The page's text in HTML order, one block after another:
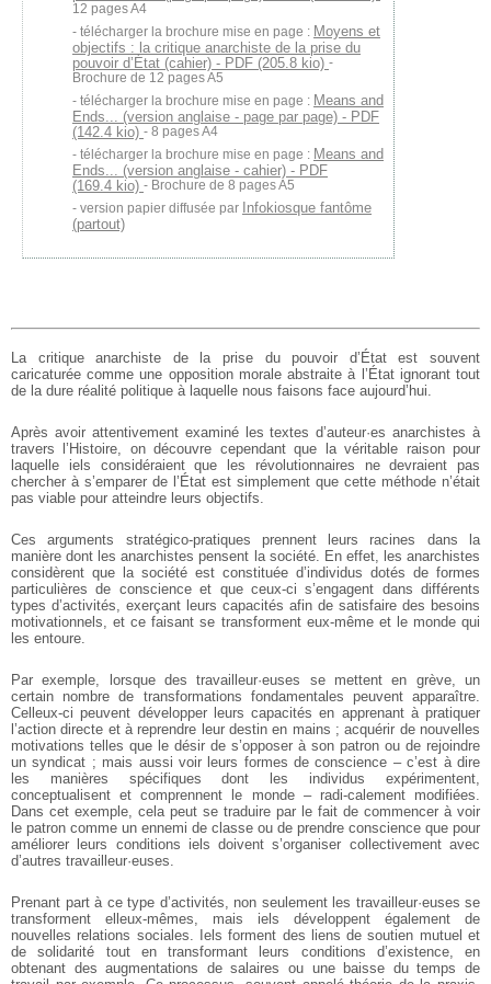
12 pages A4
télécharger la brochure mise en page : Moyens et
objectifs : la critique anarchiste de la prise du
pouvoir d’État (cahier) - PDF (205.8 kio) -
Brochure de 12 pages A5
télécharger la brochure mise en page : Means and
Ends... (version anglaise - page par page) - PDF
(142.4 kio) - 8 pages A4
télécharger la brochure mise en page : Means and
Ends... (version anglaise - cahier) - PDF
(169.4 kio) - Brochure de 8 pages A5
version papier diffusée par Infokiosque fantôme
(partout)
La critique anarchiste de la prise du pouvoir d’État est souvent
caricaturée comme une opposition morale abstraite à l’État ignorant tout
de la dure réalité politique à laquelle nous faisons face aujourd’hui.
Après avoir attentivement examiné les textes d’auteur·es anarchistes à
travers l’Histoire, on découvre cependant que la véritable raison pour
laquelle iels considéraient que les révolutionnaires ne devraient pas
chercher à s’emparer de l’État est simplement que cette méthode n’était
pas viable pour atteindre leurs objectifs.
Ces arguments stratégico-pratiques prennent leurs racines dans la
manière dont les anarchistes pensent la société. En effet, les anarchistes
considèrent que la société est constituée d’individus dotés de formes
particulières de conscience et que ceux-ci s’engagent dans différents
types d’activités, exerçant leurs capacités afin de satisfaire des besoins
motivationnels, et ce faisant se transforment eux-même et le monde qui
les entoure.
Par exemple, lorsque des travailleur·euses se mettent en grève, un
certain nombre de transformations fondamentales peuvent apparaître.
Celleux-ci peuvent développer leurs capacités en apprenant à pratiquer
l’action directe et à reprendre leur destin en mains ; acquérir de nouvelles
motivations telles que le désir de s’opposer à son patron ou de rejoindre
un syndicat ; mais aussi voir leurs formes de conscience – c’est à dire
les manières spécifiques dont les individus expérimentent,
conceptualisent et comprennent le monde – radi-calement modifiées.
Dans cet exemple, cela peut se traduire par le fait de commencer à voir
le patron comme un ennemi de classe ou de prendre conscience que pour
améliorer leurs conditions iels doivent s’organiser collectivement avec
d’autres travailleur·euses.
Prenant part à ce type d’activités, non seulement les travailleur·euses se
transforment elleux-mêmes, mais iels développent également de
nouvelles relations sociales. Iels forment des liens de soutien mutuel et
de solidarité tout en transformant leurs conditions d’existence, en
obtenant des augmentations de salaires ou une baisse du temps de